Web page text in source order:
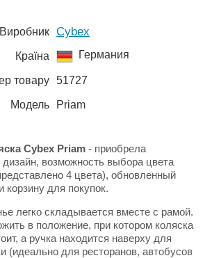
Виробник Cybex
Країна Германия
товару 51727
Модель Priam
Cybex Priam - приобрела
возможность выбора цвета
4 цвета), обновленный
корзину для покупок.
легко складывается вместе с рамой.
в положение, при котором коляска
а ручка находится наверху для
(идеально для ресторанов, автобусов